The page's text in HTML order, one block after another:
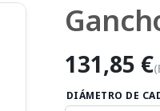
131,85 €
DIÁMETRO DE